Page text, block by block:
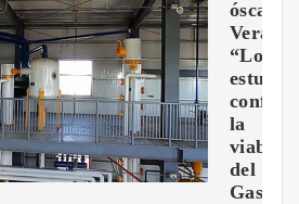
óscar
Vera:
“Los
la
del